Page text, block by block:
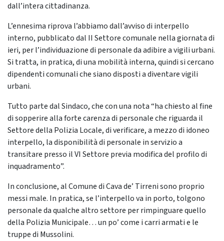
dall’intera cittadinanza.
L’ennesima riprova l’abbiamo dall’avviso di interpello
interno, pubblicato dal II Settore comunale nella giornata di
ieri, per l’individuazione di personale da adibire a vigili urbani.
Si tratta, in pratica, di una mobilità interna, quindi si cercano
dipendenti comunali che siano disposti a diventare vigili
urbani.
Tutto parte dal Sindaco, che con una nota “ha chiesto al fine
di sopperire alla forte carenza di personale che riguarda il
Settore della Polizia Locale, di verificare, a mezzo di idoneo
interpello, la disponibilità di personale in servizio a
transitare presso il VI Settore previa modifica del profilo di
inquadramento”.
In conclusione, al Comune di Cava de’ Tirreni sono proprio
messi male. In pratica, se l’interpello va in porto, tolgono
personale da qualche altro settore per rimpinguare quello
della Polizia Municipale… un po’ come i carri armati e le
truppe di Mussolini.